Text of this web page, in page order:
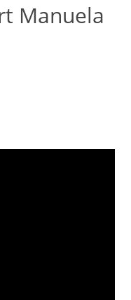
Manuela